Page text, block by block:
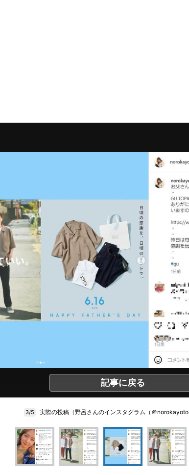
記事に戻る
3/5 実際の投稿（野呂さんのインスタグラム（＠